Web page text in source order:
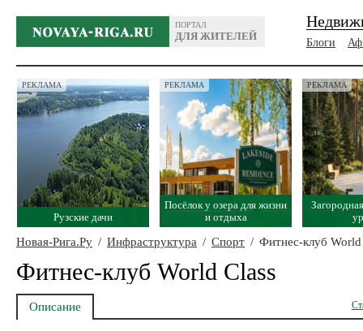
ПОРТАЛ
ДЛЯ ЖИТЕЛЕЙ
Блоги
РЕКЛАМА
Рузские дачи
РЕКЛАМА
Посёлок у озера для жизни
и отдыха
РЕКЛАМА
Новая-Рига.Ру / Инфраструктура / Спорт / Фитнес-клуб World
Фитнес-клуб World Class
Описание